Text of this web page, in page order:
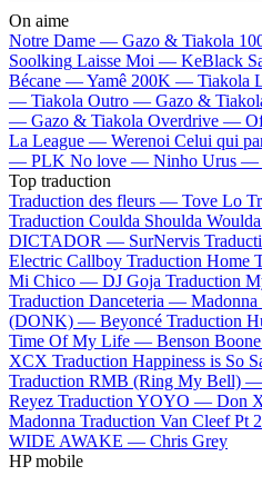
On aime
Notre Dame — Gazo & Tiakola
Soolking Laisse Moi — KeBlack
Bécane —Yamê 200K — Tiakola
— Tiakola Outro — Gazo &
— Gazo & Tiakola Overdrive —
La League — Werenoi Celui qui
— PLK No love — Ninho Urus —
Top traduction
Traduction des fleurs — Tove Lo
Traduction Coulda Shoulda
DICTADOR — SurNervis
Electric Callboy Traduction Home
Mi Chico — DJ Goja Traduction
Traduction Danceteria — Madonna
(DONK) — Beyoncé Traduction
Time Of My Life — Benson Boone
XCX Traduction Happiness is So
Traduction RMB (Ring My Bell) —
Reyez Traduction YOYO — Don
Madonna Traduction Van Cleef Pt
WIDE AWAKE — Chris Grey
HP mobile